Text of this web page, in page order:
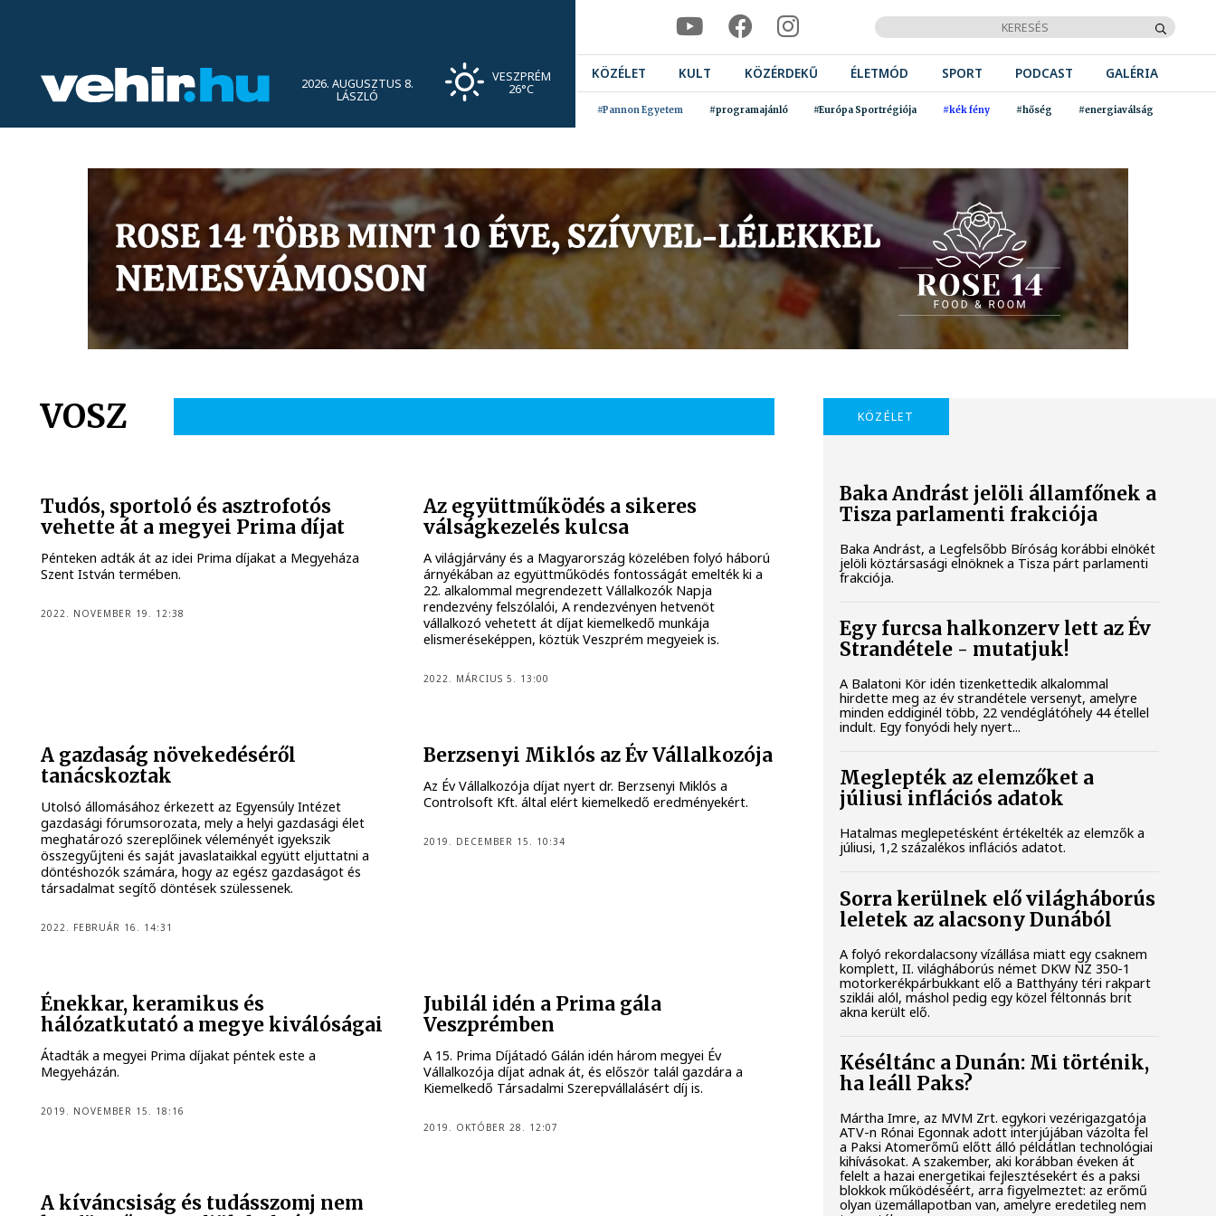
2026. AUGUSZTUS 8.
LÁSZLÓ
VESZPRÉM
26°C
KÖZÉLET KULT KÖZÉRDEKŰ ÉLETMÓD SPORT PODCAST GALÉRIA
#Pannon Egyetem #programajánló #Európa Sportrégiója #kék fény #hőség #energiaválság
VOSZ
Tudós, sportoló és asztrofotós
vehette át a megyei Prima díjat
Pénteken adták át az idei Prima díjakat a Megyeháza
Szent István termében.
2022. NOVEMBER 19. 12:38
Az együttműködés a sikeres
válságkezelés kulcsa
A világjárvány és a Magyarország közelében folyó háború
árnyékában az együttműködés fontosságát emelték ki a
22. alkalommal megrendezett Vállalkozók Napja
rendezvény felszólalói, A rendezvényen hetvenöt
vállalkozó vehetett át díjat kiemelkedő munkája
elismeréseképpen, köztük Veszprém megyeiek is.
2022. MÁRCIUS 5. 13:00
A gazdaság növekedéséről
tanácskoztak
Utolsó állomásához érkezett az Egyensúly Intézet
gazdasági fórumsorozata, mely a helyi gazdasági élet
meghatározó szereplőinek véleményét igyekszik
összegyűjteni és saját javaslataikkal együtt eljuttatni a
döntéshozók számára, hogy az egész gazdaságot és
társadalmat segítő döntések szülessenek.
2022. FEBRUÁR 16. 14:31
Berzsenyi Miklós az Év Vállalkozója
Az Év Vállalkozója díjat nyert dr. Berzsenyi Miklós a
Controlsoft Kft. által elért kiemelkedő eredményekért.
2019. DECEMBER 15. 10:34
Énekkar, keramikus és
hálózatkutató a megye kiválóságai
Átadták a megyei Prima díjakat péntek este a
Megyeházán.
2019. NOVEMBER 15. 18:16
Jubilál idén a Prima gála
Veszprémben
A 15. Prima Díjátadó Gálán idén három megyei Év
Vállalkozója díjat adnak át, és először talál gazdára a
Kiemelkedő Társadalmi Szerepvállalásért díj is.
2019. OKTÓBER 28. 12:07
A kíváncsiság és tudásszomj nem
KÖZÉLET
Baka Andrást jelöli államfőnek a
Tisza parlamenti frakciója
Baka Andrást, a Legfelsőbb Bíróság korábbi elnökét
jelöli köztársasági elnöknek a Tisza párt parlamenti
frakciója.
Egy furcsa halkonzerv lett az Év
Strandétele - mutatjuk!
A Balatoni Kör idén tizenkettedik alkalommal
hirdette meg az év strandétele versenyt, amelyre
minden eddiginél több, 22 vendéglátóhely 44 étellel
indult. Egy fonyódi hely nyert...
Meglepték az elemzőket a
júliusi inflációs adatok
Hatalmas meglepetésként értékelték az elemzők a
júliusi, 1,2 százalékos inflációs adatot.
Sorra kerülnek elő világháborús
leletek az alacsony Dunából
A folyó rekordalacsony vízállása miatt egy csaknem
komplett, II. világháborús német DKW NZ 350-1
motorkerékpárbukkant elő a Batthyány téri rakpart
sziklái alól, máshol pedig egy közel féltonnás brit
akna került elő.
Késéltánc a Dunán: Mi történik,
ha leáll Paks?
Mártha Imre, az MVM Zrt. egykori vezérigazgatója
ATV-n Rónai Egonnak adott interjújában vázolta fel
a Paksi Atomerőmű előtt álló példátlan technológiai
kihívásokat. A szakember, aki korábban éveken át
felelt a hazai energetikai fejlesztésekért és a paksi
blokkok működéséért, arra figyelmeztet: az erőmű
olyan üzemállapotban van, amelyre eredetileg nem